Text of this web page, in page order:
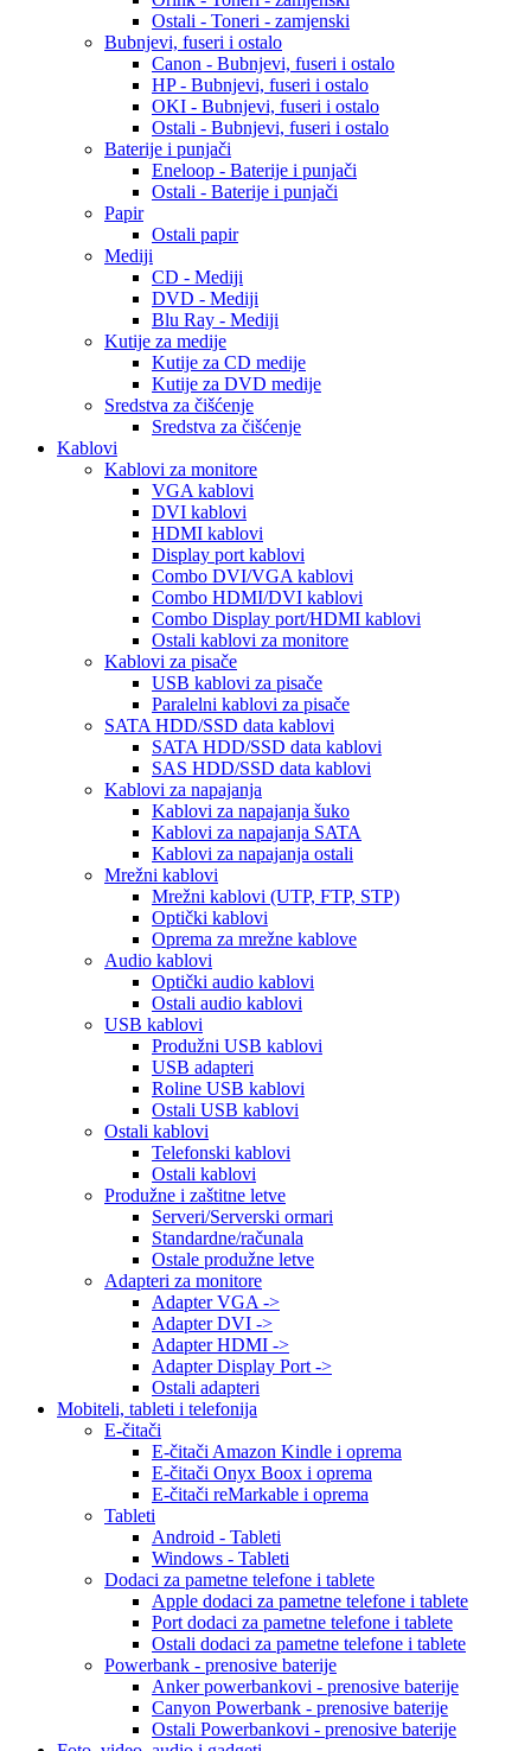
Ostali - Toneri - zamjenski
Bubnjevi, fuseri i ostalo
Canon - Bubnjevi, fuseri i ostalo
HP - Bubnjevi, fuseri i ostalo
OKI - Bubnjevi, fuseri i ostalo
Ostali - Bubnjevi, fuseri i ostalo
Baterije i punjači
Eneloop - Baterije i punjači
Ostali - Baterije i punjači
Papir
Ostali papir
Mediji
CD - Mediji
DVD - Mediji
Blu Ray - Mediji
Kutije za medije
Kutije za CD medije
Kutije za DVD medije
Sredstva za čišćenje
Sredstva za čišćenje
Kablovi
Kablovi za monitore
VGA kablovi
DVI kablovi
HDMI kablovi
Display port kablovi
Combo DVI/VGA kablovi
Combo HDMI/DVI kablovi
Combo Display port/HDMI kablovi
Ostali kablovi za monitore
Kablovi za pisače
USB kablovi za pisače
Paralelni kablovi za pisače
SATA HDD/SSD data kablovi
SATA HDD/SSD data kablovi
SAS HDD/SSD data kablovi
Kablovi za napajanja
Kablovi za napajanja šuko
Kablovi za napajanja SATA
Kablovi za napajanja ostali
Mrežni kablovi
Mrežni kablovi (UTP, FTP, STP)
Optički kablovi
Oprema za mrežne kablove
Audio kablovi
Optički audio kablovi
Ostali audio kablovi
USB kablovi
Produžni USB kablovi
USB adapteri
Roline USB kablovi
Ostali USB kablovi
Ostali kablovi
Telefonski kablovi
Ostali kablovi
Produžne i zaštitne letve
Serveri/Serverski ormari
Standardne/računala
Ostale produžne letve
Adapteri za monitore
Adapter VGA ->
Adapter DVI ->
Adapter HDMI ->
Adapter Display Port ->
Ostali adapteri
Mobiteli, tableti i telefonija
E-čitači
E-čitači Amazon Kindle i oprema
E-čitači Onyx Boox i oprema
E-čitači reMarkable i oprema
Tableti
Android - Tableti
Windows - Tableti
Dodaci za pametne telefone i tablete
Apple dodaci za pametne telefone i tablete
Port dodaci za pametne telefone i tablete
Ostali dodaci za pametne telefone i tablete
Powerbank - prenosive baterije
Anker powerbankovi - prenosive baterije
Canyon Powerbank - prenosive baterije
Ostali Powerbankovi - prenosive baterije